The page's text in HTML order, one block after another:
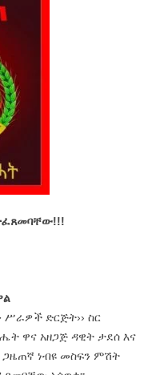
ሥራዎች ድርጅት›› ስር
ዋና አዘጋጅ ዳዊት ታደሰ እና
ነብዩ መስፍን ምሽት